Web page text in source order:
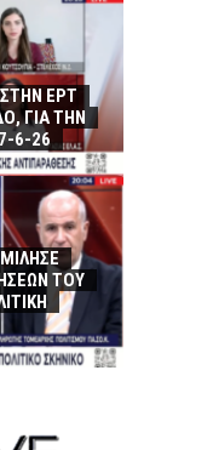
ΕΡΤ
ΓΙΑ ΤΗΝ
6-26
ΤΟΥ